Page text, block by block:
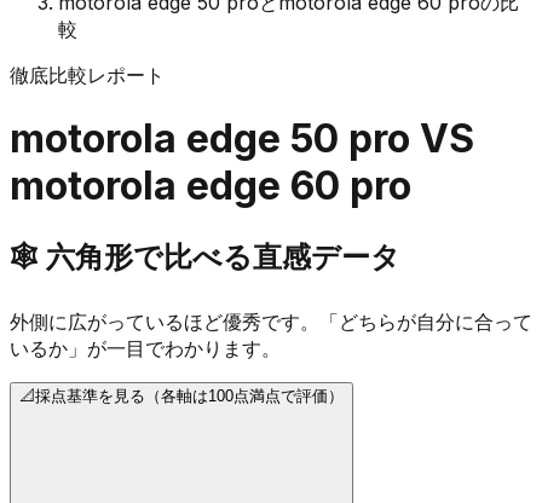
較
徹底比較レポート
motorola edge 50 pro VS
motorola edge 60 pro
🕸️ 六角形で比べる直感データ
外側に広がっているほど優秀です。「どちらが自分に合って
いるか」が一目でわかります。
📐採点基準を見る（各軸は100点満点で評価）